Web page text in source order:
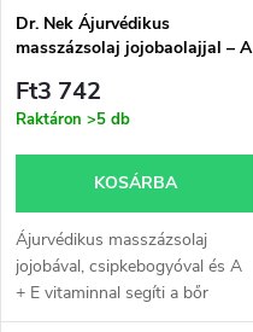
Dr. Nek Ájurvédikus
masszázsolaj jojobaolajjal – A
Ft3 742
Raktáron >5 db
KOSÁRBA
Ájurvédikus masszázsolaj
jojobával, csipkebogyóval és A
+ E vitaminnal segíti a bőr
regenerációját, puhává és frissé